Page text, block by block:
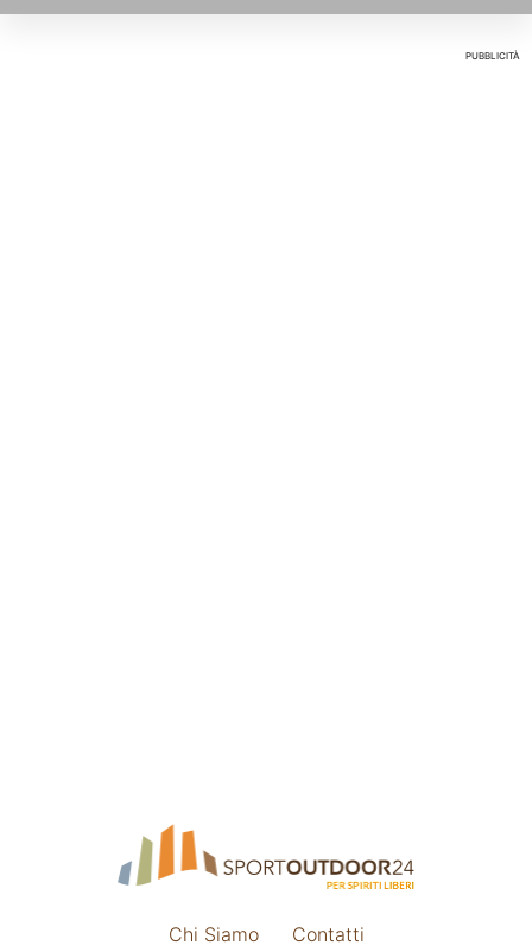
PUBBLICITÀ
Chi Siamo Contatti